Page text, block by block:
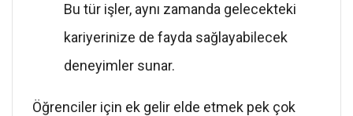
Bu tür işler, aynı zamanda gelecekteki
kariyerinize de fayda sağlayabilecek
deneyimler sunar.
Öğrenciler için ek gelir elde etmek pek çok